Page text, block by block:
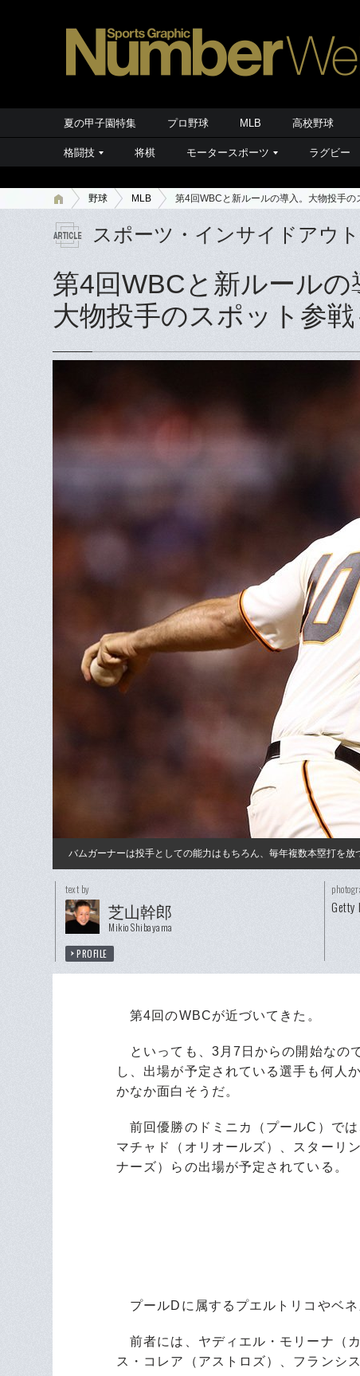
夏の甲子園特集 プロ野球 MLB 高校野球
格闘技 将棋 モータースポーツ ラグビー
野球 MLB 第4回WBCと新ルールの導入。大物投手の
スポーツ・インサイドアウト
第4回WBCと新ルールの
大物投手のスポット参戦
バムガーナーは投手としての能力はもちろん、毎年複数本塁打を
text by
芝山幹郎
Mikio Shibayama
PROFILE
Getty
第4回のWBCが近づいてきた。
といっても、3月7日からの開始なの
し、出場が予定されている選手も何人
かなか面白そうだ。
前回優勝のドミニカ（プールC）では
マチャド（オリオールズ）、スターリ
ナーズ）らの出場が予定されている。
プールDに属するプエルトリコやベネ
前者には、ヤディエル・モリーナ（
ス・コレア（アストロズ）、フランシ